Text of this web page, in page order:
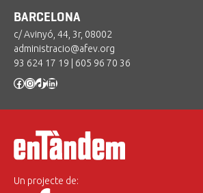
BARCELONA
c/ Avinyó, 44, 3r, 08002
administracio@afev.org
93 624 17 19
605 96 70 36
Facebook
Instagram
TikTok
LinkedIn
Un projecte de: